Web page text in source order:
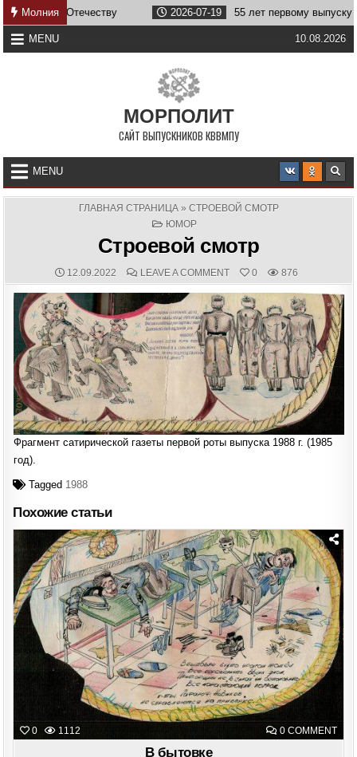
Skip
to
content
Молния
службе Отечеству 2026-07-19 55 лет первому выпуску
MENU 10.08.2026
МОРПОЛИТ
САЙТ ВЫПУСКНИКОВ КВВМПУ
MENU
ГЛАВНАЯ СТРАНИЦА» СТРОЕВОЙ СМОТР
POSTED
ЮМОР
Строевой смотр
PUBLISHED
DATE:
12.09.2022 COMMENTS:
LEAVE A COMMENTON
СТРОЕВОЙ
СМОТР
0 876
Фрагмент сатирической газеты первой роты выпуска 1988 г. (1985
год).
Tagged 1988
Похожие статьи
0 1112 0 COMMENTON
В
Posted
in
В бытовке